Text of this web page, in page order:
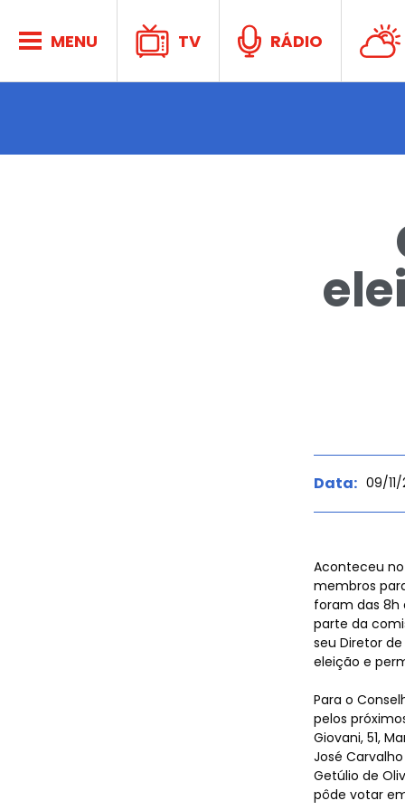
MENU TV RÁDIO
Data: 09/
Aconteceu
membros
foram das 8h
parte da
seu Diretor
eleição e
Para o
pelos
Giovani, 51,
José
Getúlio de
pôde votar